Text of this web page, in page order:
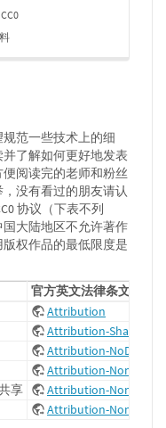
范一些技术上的细
了解如何更好地发表
阅读完的老师和粉丝
没有看过的朋友请认
协议（下表不列
大陆地区不允许著作
权作品的最低限度是
官方英文法律条文
Attribution
Attribution-ShareAlike
Attribution-
Attribution-
享
Attribution-
Attribution-